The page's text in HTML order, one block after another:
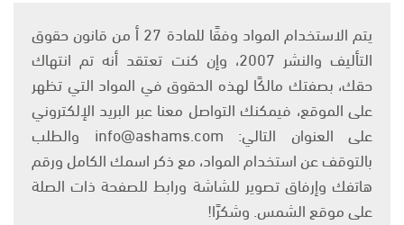
يتم الاستخدام المواد وفقًا للمادة 27 أ من قانون حقوق
التأليف والنشر 2007، وإن كنت تعتقد أنه تم انتهاك
حقك، بصفتك مالكًا لهذه الحقوق في المواد التي تظهر
على الموقع، فيمكنك التواصل معنا عبر البريد الإلكتروني
على العنوان التالي: info@ashams.com والطلب
بالتوقف عن استخدام المواد، مع ذكر اسمك الكامل ورقم
هاتفك وإرفاق تصوير للشاشة ورابط للصفحة ذات الصلة
على موقع الشمس. وشكرًا!